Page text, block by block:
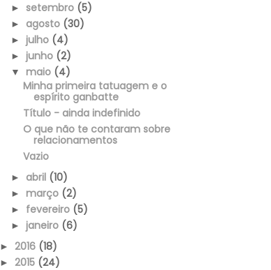
►setembro (5)
► agosto (30)
► julho (4)
► junho (2)
▼maio (4)
Minha primeira tatuagem e o
espírito ganbatte
Título - ainda indefinido
O que não te contaram sobre
relacionamentos
Vazio
► abril (10)
►março (2)
► fevereiro (5)
► janeiro (6)
► 2016 (18)
► 2015 (24)